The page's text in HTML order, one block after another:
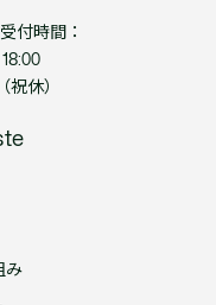
付時間：
祝休）
み